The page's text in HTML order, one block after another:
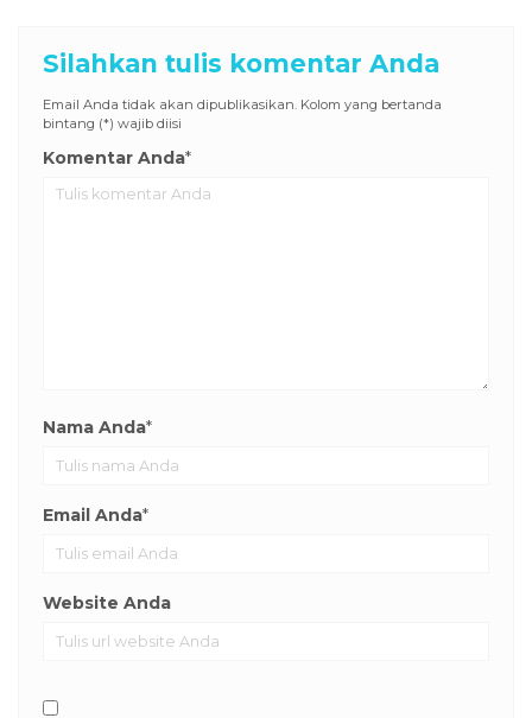
Silahkan tulis komentar Anda
Email Anda tidak akan dipublikasikan. Kolom yang bertanda
bintang (*) wajib diisi
Komentar Anda*
Nama Anda*
Email Anda*
Website Anda